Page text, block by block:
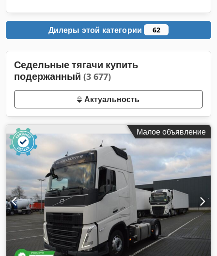
Дилеры этой категории 62
Седельные тягачи купить
подержанный (3 677)
Актуальность
Малое объявление